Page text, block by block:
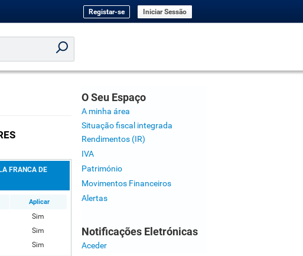
Registar-se Iniciar Sessão
FRANCA DE
Aplicar
Sim
Sim
Sim
O Seu Espaço
A minha área
Situação fiscal integrada
Rendimentos (IR)
IVA
Património
Movimentos Financeiros
Alertas
Notificações Eletrónicas
Aceder